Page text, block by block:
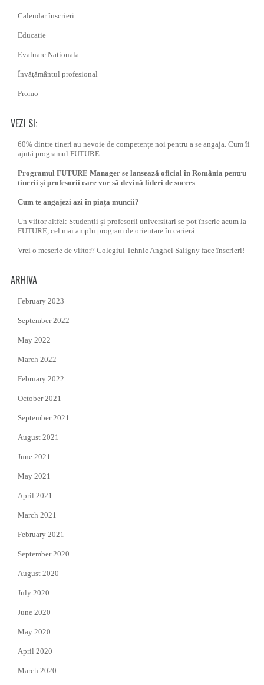
Calendar înscrieri
Educatie
Evaluare Nationala
Învăţământul profesional
Promo
VEZI SI:
60% dintre tineri au nevoie de competențe noi pentru a se angaja. Cum îi
ajută programul FUTURE
Programul FUTURE Manager se lansează oficial în România pentru
tinerii și profesorii care vor să devină lideri de succes
Cum te angajezi azi în piața muncii?
Un viitor altfel: Studenții și profesorii universitari se pot înscrie acum la
FUTURE, cel mai amplu program de orientare în carieră
Vrei o meserie de viitor? Colegiul Tehnic Anghel Saligny face înscrieri!
ARHIVA
February 2023
September 2022
May 2022
March 2022
February 2022
October 2021
September 2021
August 2021
June 2021
May 2021
April 2021
March 2021
February 2021
September 2020
August 2020
July 2020
June 2020
May 2020
April 2020
March 2020